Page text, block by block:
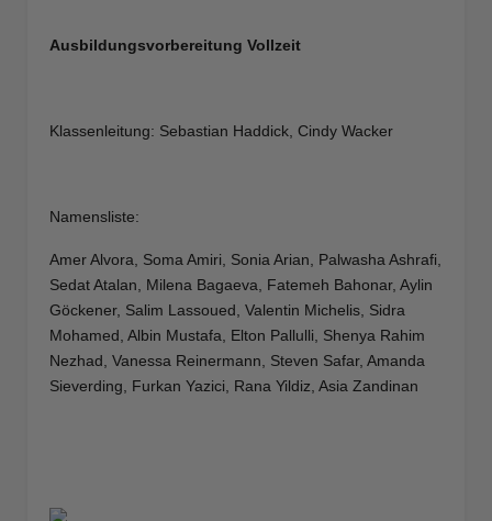
Ausbildungsvorbereitung Vollzeit
Klassenleitung: Sebastian Haddick, Cindy Wacker
Namensliste:
Amer Alvora, Soma Amiri, Sonia Arian, Palwasha Ashrafi,
Sedat Atalan, Milena Bagaeva, Fatemeh Bahonar, Aylin
Göckener, Salim Lassoued, Valentin Michelis, Sidra
Mohamed, Albin Mustafa, Elton Pallulli, Shenya Rahim
Nezhad, Vanessa Reinermann, Steven Safar, Amanda
Sieverding, Furkan Yazici, Rana Yildiz, Asia Zandinan